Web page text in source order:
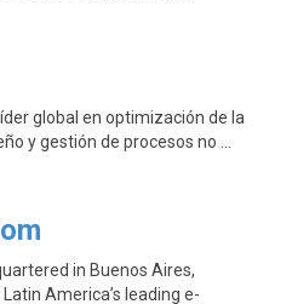
global en optimización de la
y gestión de procesos no …
in Buenos Aires,
America’s leading e-